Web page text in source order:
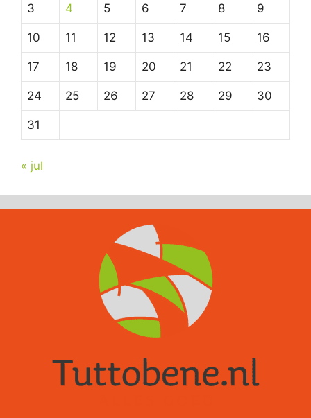
3 4 5 6 7 8 9
10 11 12 13 14 15 16
17 18 19 20 21 22 23
24 25 26 27 28 29 30
31
« jul